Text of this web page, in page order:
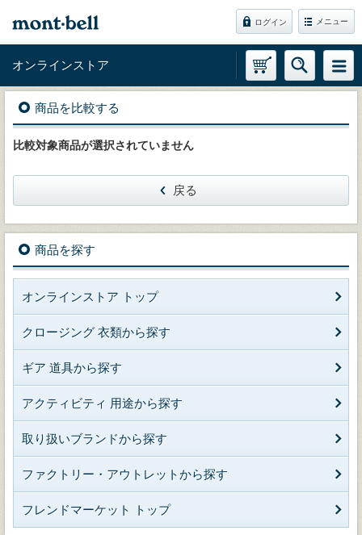
ログイン メニュー
オンラインストア
商品を比較する
比較対象商品が選択されていません
戻る
商品を探す
オンラインストア トップ
クロージング 衣類から探す
ギア 道具から探す
アクティビティ 用途から探す
取り扱いブランドから探す
ファクトリー・アウトレットから探す
フレンドマーケット トップ